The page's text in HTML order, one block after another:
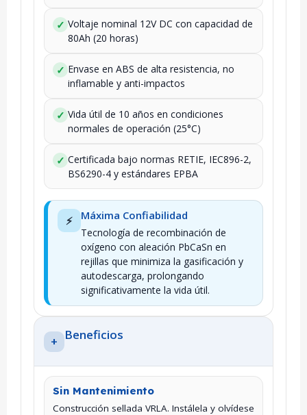
✓ Voltaje nominal 12V DC con capacidad de
80Ah (20 horas)
✓ Envase en ABS de alta resistencia, no
inflamable y anti-impactos
✓ Vida útil de 10 años en condiciones
normales de operación (25°C)
✓ Certificada bajo normas RETIE, IEC896-2,
BS6290-4 y estándares EPBA
⚡ Máxima Confiabilidad
Tecnología de recombinación de
oxígeno con aleación PbCaSn en
rejillas que minimiza la gasificación y
autodescarga, prolongando
significativamente la vida útil.
+ Beneficios
Sin Mantenimiento
Construcción sellada VRLA. Instálela y olvídese